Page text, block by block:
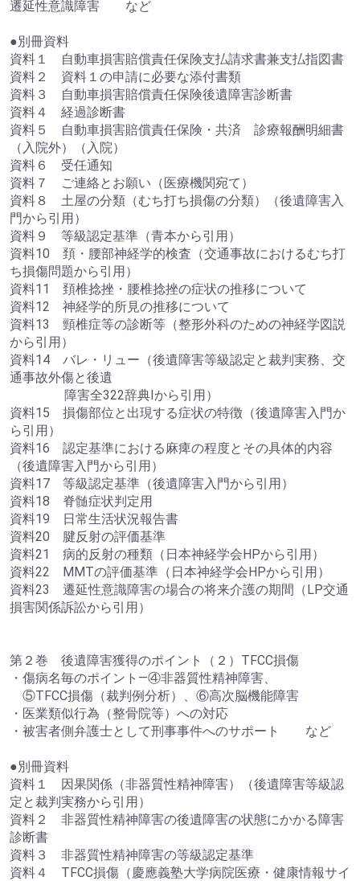
遷延性意識障害 など
●別冊資料
資料１ 自動車損害賠償責任保険支払請求書兼支払指図書
資料２ 資料１の申請に必要な添付書類
資料３ 自動車損害賠償責任保険後遺障害診断書
資料４ 経過診断書
資料５ 自動車損害賠償責任保険・共済 診療報酬明細書
（入院外）（入院）
資料６ 受任通知
資料７ ご連絡とお願い（医療機関宛て）
資料８ 土屋の分類（むち打ち損傷の分類）（後遺障害入
門から引用）
資料９ 等級認定基準（青本から引用）
資料10 頚・腰部神経学的検査（交通事故におけるむち打
ち損傷問題から引用）
資料11 頚椎捻挫・腰椎捻挫の症状の推移について
資料12 神経学的所見の推移について
資料13 頸椎症等の診断等（整形外科のための神経学図説
から引用）
資料14 バレ・リュー（後遺障害等級認定と裁判実務、交
通事故外傷と後遺
障害全322辞典Ⅰから引用）
資料15 損傷部位と出現する症状の特徴（後遺障害入門か
ら引用）
資料16 認定基準における麻痺の程度とその具体的内容
（後遺障害入門から引用）
資料17 等級認定基準（後遺障害入門から引用）
資料18 脊髄症状判定用
資料19 日常生活状況報告書
資料20 腱反射の評価基準
資料21 病的反射の種類（日本神経学会HPから引用）
資料22 MMTの評価基準（日本神経学会HPから引用）
資料23 遷延性意識障害の場合の将来介護の期間（LP交通
損害関係訴訟から引用）
第２巻 後遺障害獲得のポイント（２）TFCC損傷
・傷病名毎のポイント―④非器質性精神障害、
⑤TFCC損傷（裁判例分析）、⑥高次脳機能障害
・医業類似行為（整骨院等）への対応
・被害者側弁護士として刑事事件へのサポート など
●別冊資料
資料１ 因果関係（非器質性精神障害）（後遺障害等級認
定と裁判実務から引用）
資料２ 非器質性精神障害の後遺障害の状態にかかる障害
診断書
資料３ 非器質性精神障害の等級認定基準
資料４ TFCC損傷（慶應義塾大学病院医療・健康情報サイ